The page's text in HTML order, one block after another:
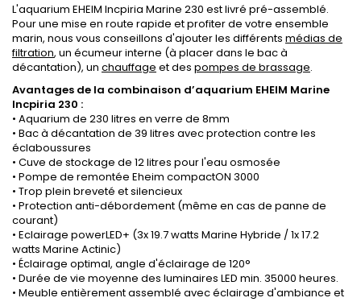
L'aquarium EHEIM Incpiria Marine 230 est livré pré-assemblé.
Pour une mise en route rapide et profiter de votre ensemble
marin, nous vous conseillons d'ajouter les différents médias de
filtration, un écumeur interne (à placer dans le bac à
décantation), un chauffage et des pompes de brassage.
Avantages de la combinaison d’aquarium EHEIM Marine
Incpiria 230 :
• Aquarium de 230 litres en verre de 8mm
• Bac à décantation de 39 litres avec protection contre les
éclaboussures
• Cuve de stockage de 12 litres pour l'eau osmosée
• Pompe de remontée Eheim compactON 3000
• Trop plein breveté et silencieux
• Protection anti-débordement (même en cas de panne de
courant)
• Eclairage powerLED+ (3x 19.7 watts Marine Hybride / 1x 17.2
watts Marine Actinic)
• Éclairage optimal, angle d'éclairage de 120°
• Durée de vie moyenne des luminaires LED min. 35000 heures.
• Meuble entièrement assemblé avec éclairage d'ambiance et